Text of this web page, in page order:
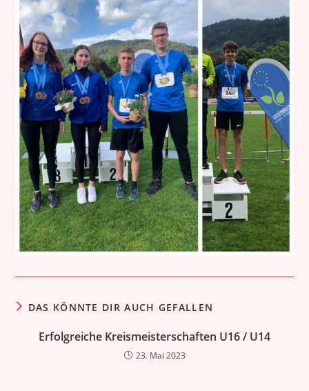
DAS KÖNNTE DIR AUCH GEFALLEN
Erfolgreiche Kreismeisterschaften U16 / U14
23. Mai 2023